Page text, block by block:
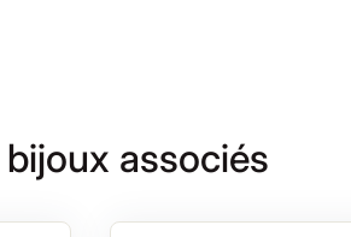
associés